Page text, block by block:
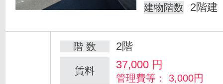
建物階数 2階建
階 数 2階
賃料 37,000 円
管理費等： 3,000円